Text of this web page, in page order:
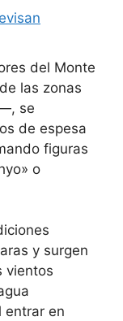
del Monte
las zonas
se
de espesa
figuras
o
y surgen
vientos
entrar en